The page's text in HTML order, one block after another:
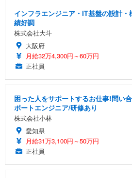
インフラエンジニア・IT基盤の設計
績好調
株式会社大斗
大阪府
月給32万4,300円～60万円
正社員
困った人をサポートするお仕事!問い
ポートエンジニア/研修あり
株式会社小林
愛知県
月給31万3,100円～50万円
正社員